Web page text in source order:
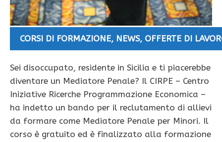
CORSI DI FORMAZIONE, NEWS, OFFERTE DI
Sei disoccupato, residente in Sicilia e ti piacerebbe
diventare un Mediatore Penale? Il CIRPE – Centro
Iniziative Ricerche Programmazione Economica –
ha indetto un bando per il reclutamento di allievi
da formare come Mediatore Penale per Minori. Il
corso è gratuito ed è finalizzato alla formazione